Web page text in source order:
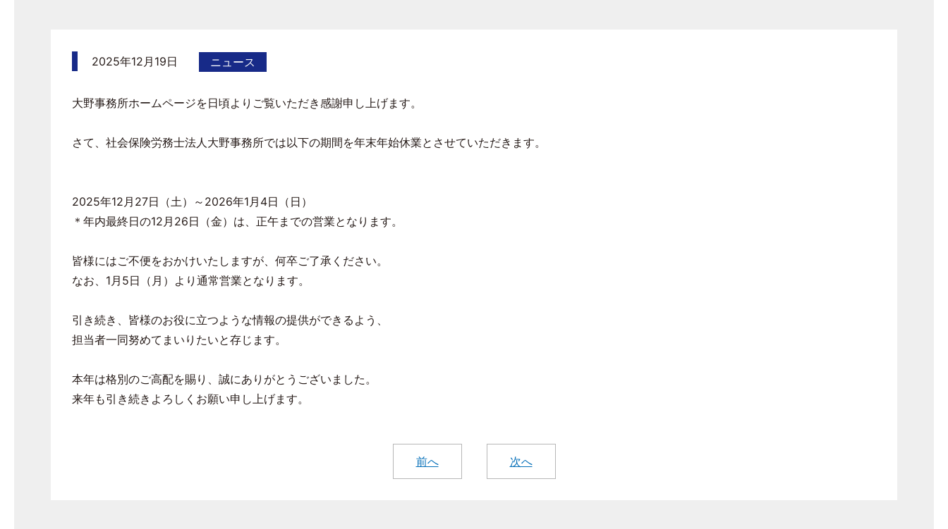
2025年12月19日 ニュース
大野事務所ホームページを日頃よりご覧いただき感謝申し上げます。
さて、社会保険労務士法人大野事務所では以下の期間を年末年始休業とさせていただきます。
2025年12月27日（土）～2026年1月4日（日）
＊年内最終日の12 月26日（金）は、正午までの営業となります。
皆様にはご不便をおかけいたしますが、何卒ご了承ください。
なお、1月5日（月）より通常営業となります。
引き続き、皆様のお役に立つような情報の提供ができるよう、
担当者一同努めてまいりたいと存じます。
本年は格別のご高配を賜り、誠にありがとうございました。
来年も引き続きよろしくお願い申し上げます。
前へ 次へ